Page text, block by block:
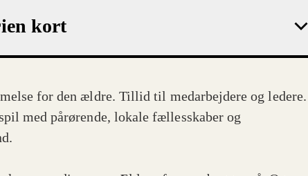
kort
for den ældre. Tillid til medarbejdere og ledere.
med pårørende, lokale fællesskaber og